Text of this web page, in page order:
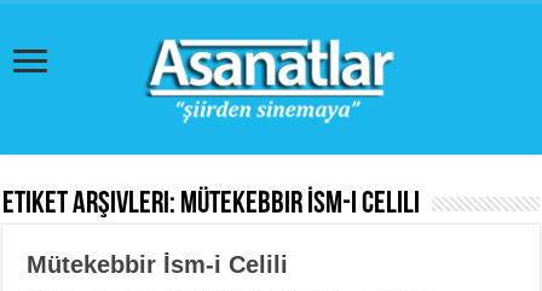
Etiket Arşivleri: Mütekebbir İsm-i Celili
Mütekebbir İsm-i Celili